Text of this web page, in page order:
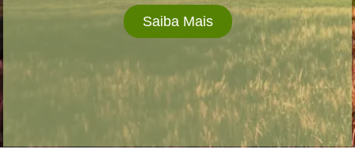
Saiba Mais